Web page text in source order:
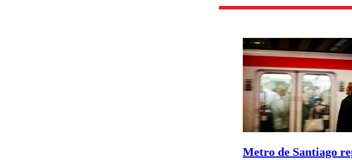
Metro de Santiago